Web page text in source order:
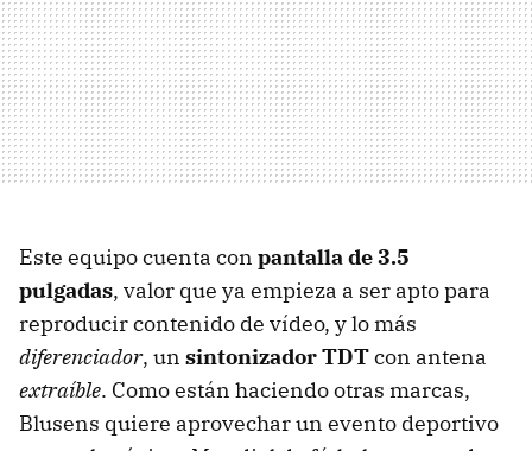
Este equipo cuenta con pantalla de 3.5
pulgadas, valor que ya empieza a ser apto para
reproducir contenido de vídeo, y lo más
diferenciador, un sintonizador TDTcon antena
extraíble. Como están haciendo otras marcas,
Blusens quiere aprovechar un evento deportivo